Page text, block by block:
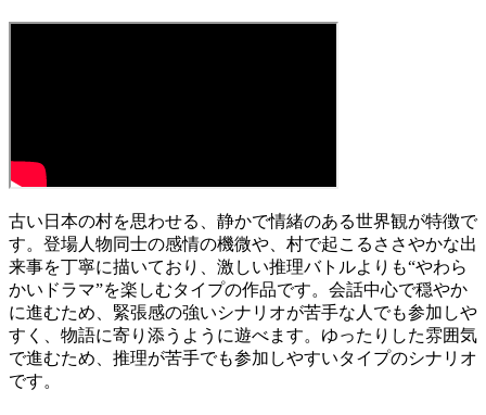
古い日本の村を思わせる、静かで情緒のある世界観が特徴で
す。登場人物同士の感情の機微や、村で起こるささやかな出
来事を丁寧に描いており、激しい推理バトルよりも“やわら
かいドラマ”を楽しむタイプの作品です。会話中心で穏やか
に進むため、緊張感の強いシナリオが苦手な人でも参加しや
すく、物語に寄り添うように遊べます。ゆったりした雰囲気
で進むため、推理が苦手でも参加しやすいタイプのシナリオ
です。